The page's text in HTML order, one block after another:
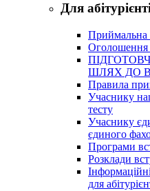
Для
Приймальна
Оголошення
ШЛЯХ ДО
Правила
Учаснику
тесту
Учаснику
єдиного
Програми
Розклади
для